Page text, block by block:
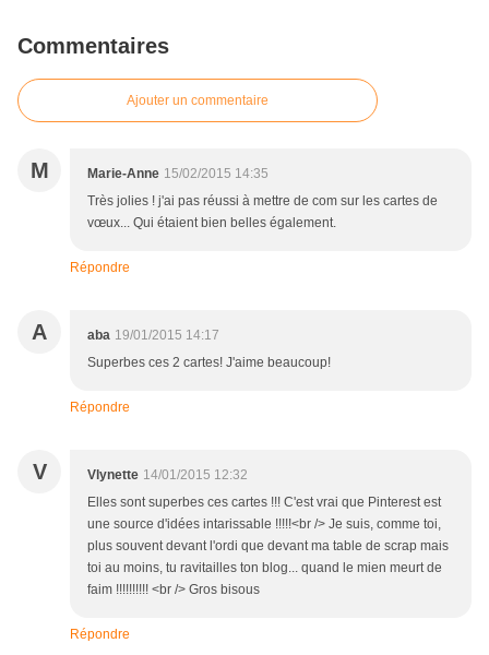
Commentaires
Ajouter un commentaire
M Marie-Anne 15/02/2015 14:35
Très jolies ! j'ai pas réussi à mettre de com sur les cartes de
vœux... Qui étaient bien belles également.
Répondre
A aba 19/01/2015 14:17
Superbes ces 2 cartes! J'aime beaucoup!
Répondre
V Vlynette 14/01/2015 12:32
Elles sont superbes ces cartes !!! C'est vrai que Pinterest est
une source d'idées intarissable !!!!!<br /> Je suis, comme toi,
plus souvent devant l'ordi que devant ma table de scrap mais
toi au moins, tu ravitailles ton blog... quand le mien meurt de
faim !!!!!!!!!! <br /> Gros bisous
Répondre